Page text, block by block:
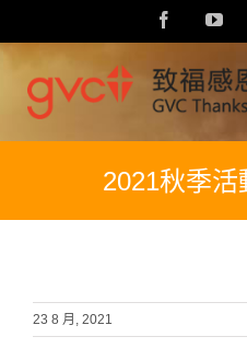
to
content
Facebook
2021秋季
23 8 月, 2021